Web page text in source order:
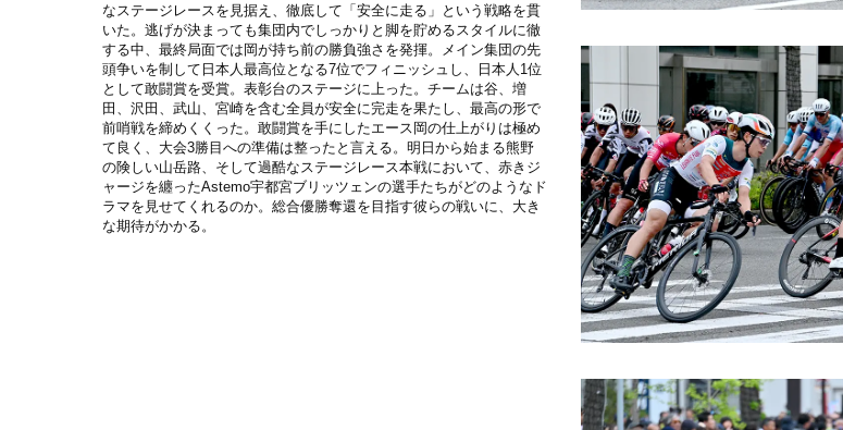
なステージレースを見据え、徹底して「安全に走る」という戦略を貫
いた。逃げが決まっても集団内でしっかりと脚を貯めるスタイルに徹
する中、最終局面では岡が持ち前の勝負強さを発揮。メイン集団の先
頭争いを制して日本人最高位となる7位でフィニッシュし、日本人1位
として敢闘賞を受賞。表彰台のステージに上った。チームは谷、増
田、沢田、武山、宮崎を含む全員が安全に完走を果たし、最高の形で
前哨戦を締めくくった。敢闘賞を手にしたエース岡の仕上がりは極め
て良く、大会3勝目への準備は整ったと言える。明日から始まる熊野
の険しい山岳路、そして過酷なステージレース本戦において、赤きジ
ャージを纏ったAstemo宇都宮ブリッツェンの選手たちがどのようなド
ラマを見せてくれるのか。総合優勝奪還を目指す彼らの戦いに、大き
な期待がかかる。